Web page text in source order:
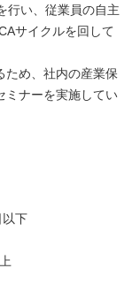
行い、従業員の自主
サイクルを回して
ため、社内の産業保
ミナーを実施してい
以下